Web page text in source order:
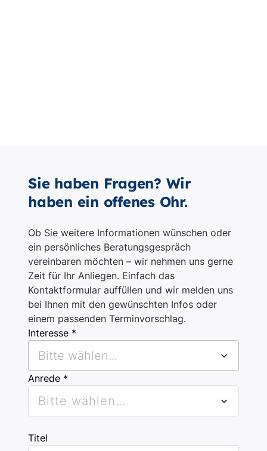
Sie haben Fragen? Wir
haben ein offenes Ohr.
Ob Sie weitere Informationen wünschen oder
ein persönliches Beratungsgespräch
vereinbaren möchten – wir nehmen uns gerne
Zeit für Ihr Anliegen. Einfach das
Kontaktformular auffüllen und wir melden uns
bei Ihnen mit den gewünschten Infos oder
einem passenden Terminvorschlag.
Interesse *
Bitte wählen...
Anrede *
Bitte wählen...
Titel